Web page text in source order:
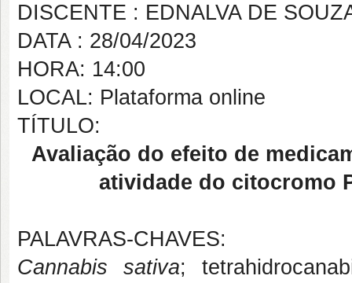
DISCENTE : EDNALVA DE
DATA : 28/04/2023
HORA: 14:00
LOCAL: Plataforma online
TÍTULO:
Avaliação do efeito de
atividade do citocromo
PALAVRAS-CHAVES:
Cannabis sativa;